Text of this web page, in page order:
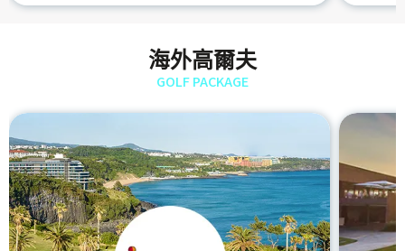
海外高爾夫
GOLF PACKAGE